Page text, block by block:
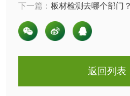
验机构
下一篇： 板材检测去哪个部门
求
返回列表
食品接触材料
食品包装材料检
食品包装用阻
料袋检测